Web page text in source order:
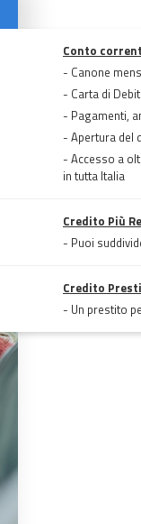
Conto
- Canone
- Carta di
- Pagamenti,
- Apertura del
- Accesso a
in tutta Italia
Credito Più
- Puoi
Credito
- Un prestito